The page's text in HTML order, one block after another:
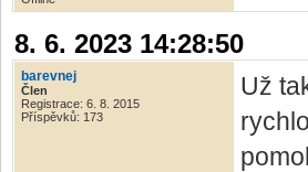
8. 6. 2023 14:28:50
barevnej
Člen
Registrace: 6. 8. 2015
Příspěvků: 173
Už